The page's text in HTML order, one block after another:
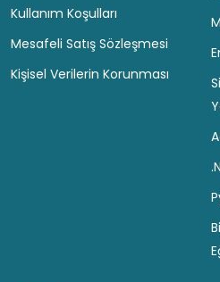
Kullanım Koşulları
Mesafeli Satış Sözleşmesi
Kişisel Verilerin Korunması